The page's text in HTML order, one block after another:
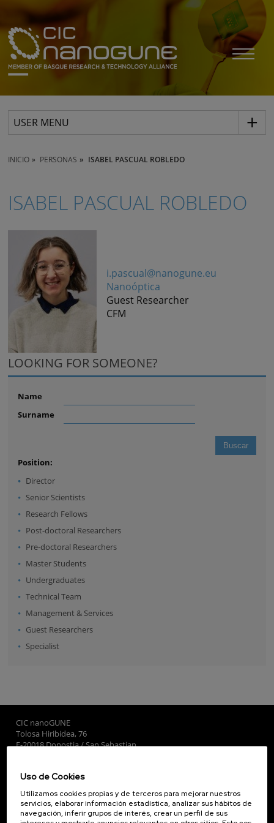
USER MENU
INICIO PERSONAS ISABEL PASCUAL ROBLEDO
ISABEL PASCUAL ROBLEDO
i.pascual@nanogune.eu
Nanoóptica
Guest Researcher
CFM
LOOKING FOR SOMEONE?
Name
Surname
Position:
Director
Senior Scientists
Research Fellows
Post-doctoral Researchers
Pre-doctoral Researchers
Master Students
Undergraduates
Technical Team
Management & Services
Guest Researchers
Specialist
CIC nanoGUNE
Tolosa Hiribidea, 76
E-20018 Donostia / San Sebastian
Subscribe to our Newsletter
nanoGUNE
Uso de Cookies
Utilizamos cookies propias y de terceros para mejorar nuestros
servicios, elaborar información estadística, analizar sus hábitos de
navegación, inferir grupos de interés, crear un perfil de sus